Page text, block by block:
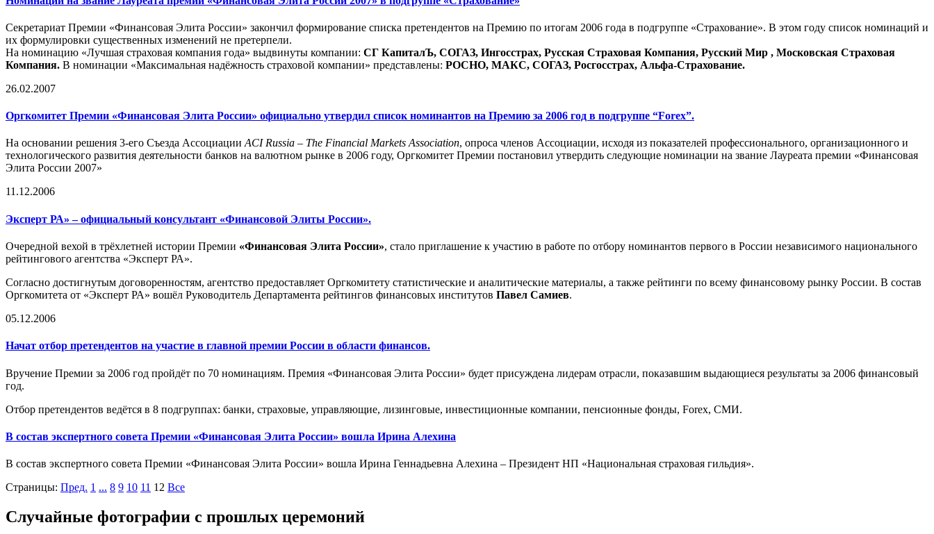
Секретариат Премии «Финансовая Элита России» закончил формирование списка претендентов на Премию по итогам 2006 года в подгруппе «Страхование». В этом году список номинаций и
их формулировки существенных изменений не претерпели.
На номинацию «Лучшая страховая компания года» выдвинуты компании: СГ КапиталЪ, СОГАЗ, Ингосстрах, Русская Страховая Компания, Русский Мир , Московская Страховая
Компания. В номинации «Максимальная надёжность страховой компании» представлены: РОСНО, МАКС, СОГАЗ, Росгосстрах, Альфа-Страхование.
26.02.2007
Оргкомитет Премии «Финансовая Элита России» официально утвердил список номинантов на Премию за 2006 год в подгруппе “Forex”.
На основании решения 3-его Съезда АссоциацииACI Russia – The Financial Markets Association, опроса членов Ассоциации, исходя из показателей профессионального, организационного и
технологического развития деятельности банков на валютном рынке в 2006 году, Оргкомитет Премии постановил утвердить следующие номинации на звание Лауреата премии «Финансовая
Элита России 2007»
11.12.2006
Эксперт РА» – официальный консультант «Финансовой Элиты России».
Очередной вехой в трёхлетней истории Премии «Финансовая Элита России», стало приглашение к участию в работе по отбору номинантов первого в России независимого национального
рейтингового агентства «Эксперт РА».
Согласно достигнутым договоренностям, агентство предоставляет Оргкомитету статистические и аналитические материалы, а также рейтинги по всему финансовому рынку России. В состав
Оргкомитета от «Эксперт РА» вошёл Руководитель Департамента рейтингов финансовых институтов Павел Самиев.
05.12.2006
Начат отбор претендентов на участие в главной премии России в области финансов.
Вручение Премии за 2006 год пройдёт по 70 номинациям. Премия «Финансовая Элита России» будет присуждена лидерам отрасли, показавшим выдающиеся результаты за 2006 финансовый
год.
Отбор претендентов ведётся в 8 подгруппах: банки, страховые, управляющие, лизинговые, инвестиционные компании, пенсионные фонды, Forex, СМИ.
В состав экспертного совета Премии «Финансовая Элита России» вошла Ирина Алехина
В состав экспертного совета Премии «Финансовая Элита России» вошла Ирина Геннадьевна Алехина – Президент НП «Национальная страховая гильдия».
Страницы: Пред. 1 ... 8 9 10 11 12 Все
Случайные фотографии с прошлых церемоний